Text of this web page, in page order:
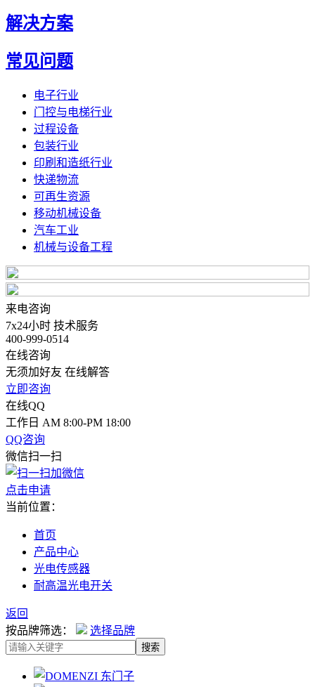
解决方案
常见问题
电子行业
门控与电梯行业
过程设备
包装行业
印刷和造纸行业
快递物流
可再生资源
移动机械设备
汽车工业
机械与设备工程
来电咨询
7x24小时 技术服务
400-999-0514
在线咨询
无须加好友 在线解答
立即咨询
在线QQ
工作日 AM 8:00-PM 18:00
QQ咨询
微信扫一扫
点击申请
当前位置：
首页
产品中心
光电传感器
耐高温光电开关
返回
按品牌筛选：
选择品牌
搜索